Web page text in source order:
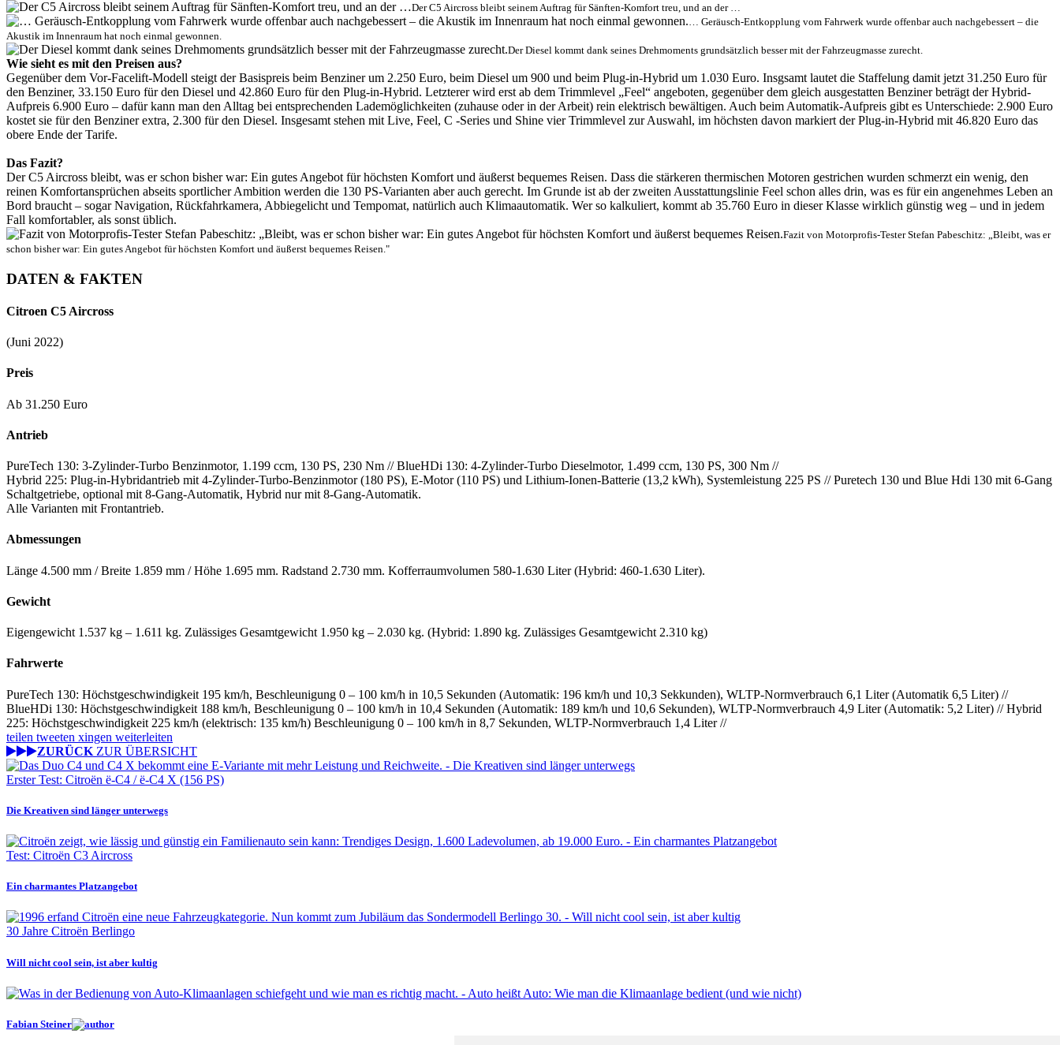
Der C5 Aircross bleibt seinem Auftrag für Sänften-Komfort treu, und an der …
… Geräusch-Entkopplung vom Fahrwerk wurde offenbar auch nachgebessert – die
Akustik im Innenraum hat noch einmal gewonnen.
Der Diesel kommt dank seines Drehmoments grundsätzlich besser mit der Fahrzeugmasse zurecht.
Wie sieht es mit den Preisen aus?
Gegenüber dem Vor-Facelift-Modell steigt der Basispreis beim Benziner um 2.250 Euro, beim Diesel um 900 und beim Plug-in-Hybrid um 1.030 Euro. Insgsamt lautet die Staffelung damit jetzt 31.250 Euro für
den Benziner, 33.150 Euro für den Diesel und 42.860 Euro für den Plug-in-Hybrid. Letzterer wird erst ab dem Trimmlevel „Feel“ angeboten, gegenüber dem gleich ausgestatten Benziner beträgt der Hybrid-
Aufpreis 6.900 Euro – dafür kann man den Alltag bei entsprechenden Lademöglichkeiten (zuhause oder in der Arbeit) rein elektrisch bewältigen. Auch beim Automatik-Aufpreis gibt es Unterschiede: 2.900 Euro
kostet sie für den Benziner extra, 2.300 für den Diesel. Insgesamt stehen mit Live, Feel, C -Series und Shine vier Trimmlevel zur Auswahl, im höchsten davon markiert der Plug-in-Hybrid mit 46.820 Euro das
obere Ende der Tarife.
Das Fazit?
Der C5 Aircross bleibt, was er schon bisher war: Ein gutes Angebot für höchsten Komfort und äußerst bequemes Reisen. Dass die stärkeren thermischen Motoren gestrichen wurden schmerzt ein wenig, den
reinen Komfortansprüchen abseits sportlicher Ambition werden die 130 PS-Varianten aber auch gerecht. Im Grunde ist ab der zweiten Ausstattungslinie Feel schon alles drin, was es für ein angenehmes Leben an
Bord braucht – sogar Navigation, Rückfahrkamera, Abbiegelicht und Tempomat, natürlich auch Klimaautomatik. Wer so kalkuliert, kommt ab 35.760 Euro in dieser Klasse wirklich günstig weg – und in jedem
Fall komfortabler, als sonst üblich.
Fazit von Motorprofis-Tester Stefan Pabeschitz: „Bleibt, was er
schon bisher war: Ein gutes Angebot für höchsten Komfort und äußerst bequemes Reisen."
DATEN & FAKTEN
Citroen C5 Aircross
(Juni 2022)
Preis
Ab 31.250 Euro
Antrieb
PureTech 130: 3-Zylinder-Turbo Benzinmotor, 1.199 ccm, 130 PS, 230 Nm // BlueHDi 130: 4-Zylinder-Turbo Dieselmotor, 1.499 ccm, 130 PS, 300 Nm //
Hybrid 225: Plug-in-Hybridantrieb mit 4-Zylinder-Turbo-Benzinmotor (180 PS), E-Motor (110 PS) und Lithium-Ionen-Batterie (13,2 kWh), Systemleistung 225 PS // Puretech 130 und Blue Hdi 130 mit 6-Gang
Schaltgetriebe, optional mit 8-Gang-Automatik, Hybrid nur mit 8-Gang-Automatik.
Alle Varianten mit Frontantrieb.
Abmessungen
Länge 4.500 mm / Breite 1.859 mm / Höhe 1.695 mm. Radstand 2.730 mm. Kofferraumvolumen 580-1.630 Liter (Hybrid: 460-1.630 Liter).
Gewicht
Eigengewicht 1.537 kg – 1.611 kg. Zulässiges Gesamtgewicht 1.950 kg – 2.030 kg. (Hybrid: 1.890 kg. Zulässiges Gesamtgewicht 2.310 kg)
Fahrwerte
PureTech 130: Höchstgeschwindigkeit 195 km/h, Beschleunigung 0 – 100 km/h in 10,5 Sekunden (Automatik: 196 km/h und 10,3 Sekkunden), WLTP-Normverbrauch 6,1 Liter (Automatik 6,5 Liter) //
BlueHDi 130: Höchstgeschwindigkeit 188 km/h, Beschleunigung 0 – 100 km/h in 10,4 Sekunden (Automatik: 189 km/h und 10,6 Sekunden), WLTP-Normverbrauch 4,9 Liter (Automatik: 5,2 Liter) // Hybrid
225: Höchstgeschwindigkeit 225 km/h (elektrisch: 135 km/h) Beschleunigung 0 – 100 km/h in 8,7 Sekunden, WLTP-Normverbrauch 1,4 Liter //
teilen tweeten xingen weiterleiten
ZURÜCK ZUR ÜBERSICHT
Erster Test: Citroën ë-C4 / ë-C4 X (156 PS)
Die Kreativen sind länger unterwegs
Test: Citroën C3 Aircross
Ein charmantes Platzangebot
30 Jahre Citroën Berlingo
Will nicht cool sein, ist aber kultig
Fabian Steiner